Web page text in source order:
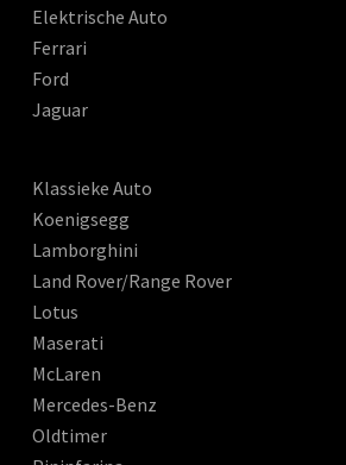
Elektrische Auto
Ferrari
Ford
Jaguar
Klassieke Auto
Koenigsegg
Lamborghini
Land Rover/Range Rover
Lotus
Maserati
McLaren
Mercedes-Benz
Oldtimer